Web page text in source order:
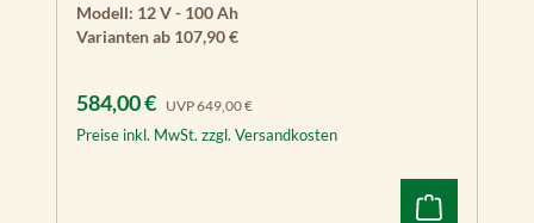
Modell: 12 V - 100 Ah
Varianten ab 107,90 €
Verkaufspreis:
584,00 € UVP649,00 €
Preise inkl. MwSt. zzgl. Versandkosten